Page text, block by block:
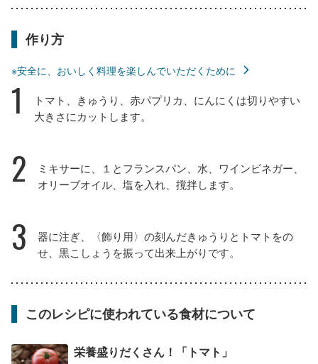
作り方
※安全に、おいしく料理を楽しんでいただくために
1
トマト、きゅうり、赤パプリカ、にんにくは切りやすい
大きさにカットします。
2
ミキサーに、１とフランスパン、水、ワインビネガー、
オリーブオイル、塩を入れ、撹拌します。
3
器に注ぎ、〈飾り用〉の刻んだきゅうりとトマトをの
せ、黒こしょうを振って出来上がりです。
このレシピに使われている食材について
栄養盛りだくさん！「トマト」